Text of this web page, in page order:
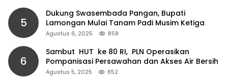
5
Dukung Swasembada Pangan, Bupati
Lamongan Mulai Tanam Padi Musim Ketiga
Agustus 6, 2025 858
6
Sambut HUT ke 80 RI, PLN Operasikan
Pompanisasi Persawahan dan Akses Air Bersih
Agustus 5, 2025 852